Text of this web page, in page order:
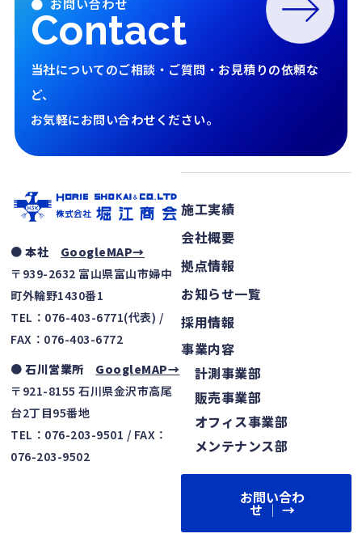
● お問い合わせ
Contact
当社についてのご相談・ご質問・お見積りの依頼な
ど、
お気軽にお問い合わせください。
● 本社 GoogleMAP→
〒939-2632 富山県富山市婦中
町外輪野1430番1
TEL：076-403-6771(代表) /
FAX：076-403-6772
● 石川営業所 GoogleMAP→
〒921-8155 石川県金沢市高尾
台2丁目95番地
TEL：076-203-9501 / FAX：
076-203-9502
施工実績
会社概要
拠点情報
お知らせ一覧
採用情報
事業内容
計測事業部
販売事業部
オフィス事業部
メンテナンス部
お問い合わ
せ │ →